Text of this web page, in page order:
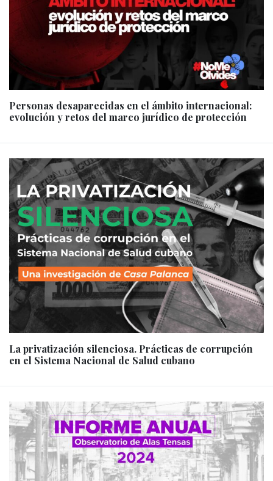
Personas desaparecidas en el ámbito internacional:
evolución y retos del marco jurídico de protección
La privatización silenciosa. Prácticas de corrupción
en el Sistema Nacional de Salud cubano